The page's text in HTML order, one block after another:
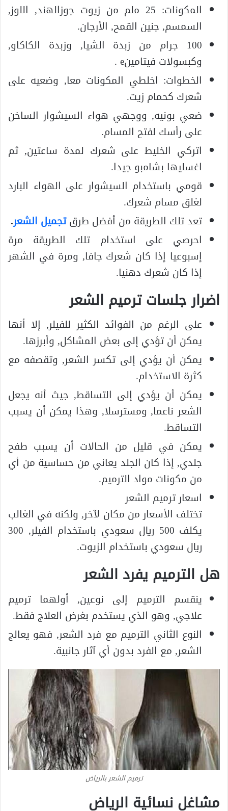
المكونات: 25 ملم من زيوت جوزالهند, اللوز,
السمسم, جنين القمح, الأرجان.
100 جرام من زبدة الشيا, وزبدة الكاكاو,
وكبسولات فيتامينe .
الخطوات: اخلطي المكونات معا, وضعيه على
شعرك كحمام زيت.
ضعي بونيه, ووجهي هواء السيشوار الساخن
على رأسك لفتح المسام.
اتركي الخليط على شعرك لمدة ساعتين, ثم
اغسليها بشامبو جيدا.
قومي باستخدام السيشوار على الهواء البارد
لغلق مسام شعرك.
تعد تلك الطريقة من أفضل طرقتجميل الشعر.
احرصي على استخدام تلك الطريقة مرة
إسبوعيا إذا كان شعرك جافا, ومرة في الشهر
إذا كان شعرك دهنيا.
اضرار جلسات ترميم الشعر
على الرغم من الفوائد الكثير للفيلر, إلا أنها
يمكن أن تؤدي إلى بعض المشاكل, وأبرزها.
يمكن أن يؤدي إلى تكسر الشعر, وتقصفه مع
كثرة الاستخدام.
يمكن أن يؤدي إلى التساقط, جيث أنه يجعل
الشعر ناعما, ومسترسلا, وهذا يمكن أن يسبب
التساقط.
يمكن في قليل من الحالات أن يسبب طفح
جلدي, إذا كان الجلد يعاني من حساسية من أي
من مكونات مواد الترميم.
اسعار ترميم الشعر
تختلف الأسعار من مكان لآخر, ولكنه في الغالب
يكلف 500 ريال سعودي باستخدام الفيلر, 300
ريال سعودي باستخدام الزيوت.
هل الترميم يفرد الشعر
ينقسم الترميم إلى نوعين, أولهما ترميم
علاجي, وهو الذي يستخدم بغرض العلاج فقط.
النوع الثاني الترميم مع فرد الشعر, فهو يعالج
الشعر, مع الفرد بدون أي آثار جانبية.
ترميم الشعر بالرياض
مشاغل نسائية الرياض